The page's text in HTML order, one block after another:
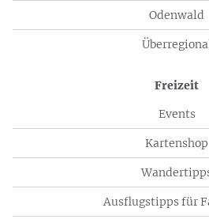
Odenwald
Freizeit
Events
Kartenshop
Ausflugstipps für